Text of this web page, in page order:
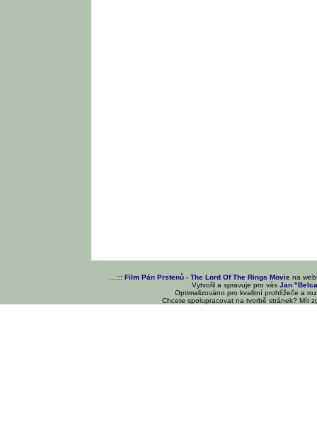
...::: Film Pán Prstenů - The Lord Of The Rings Movie na
Vytvořil a spravuje pro vásJan
Optimalizováno pro kvalitní prohlížeče a
Chcete spolupracovat na tvorbě stránek? Mít